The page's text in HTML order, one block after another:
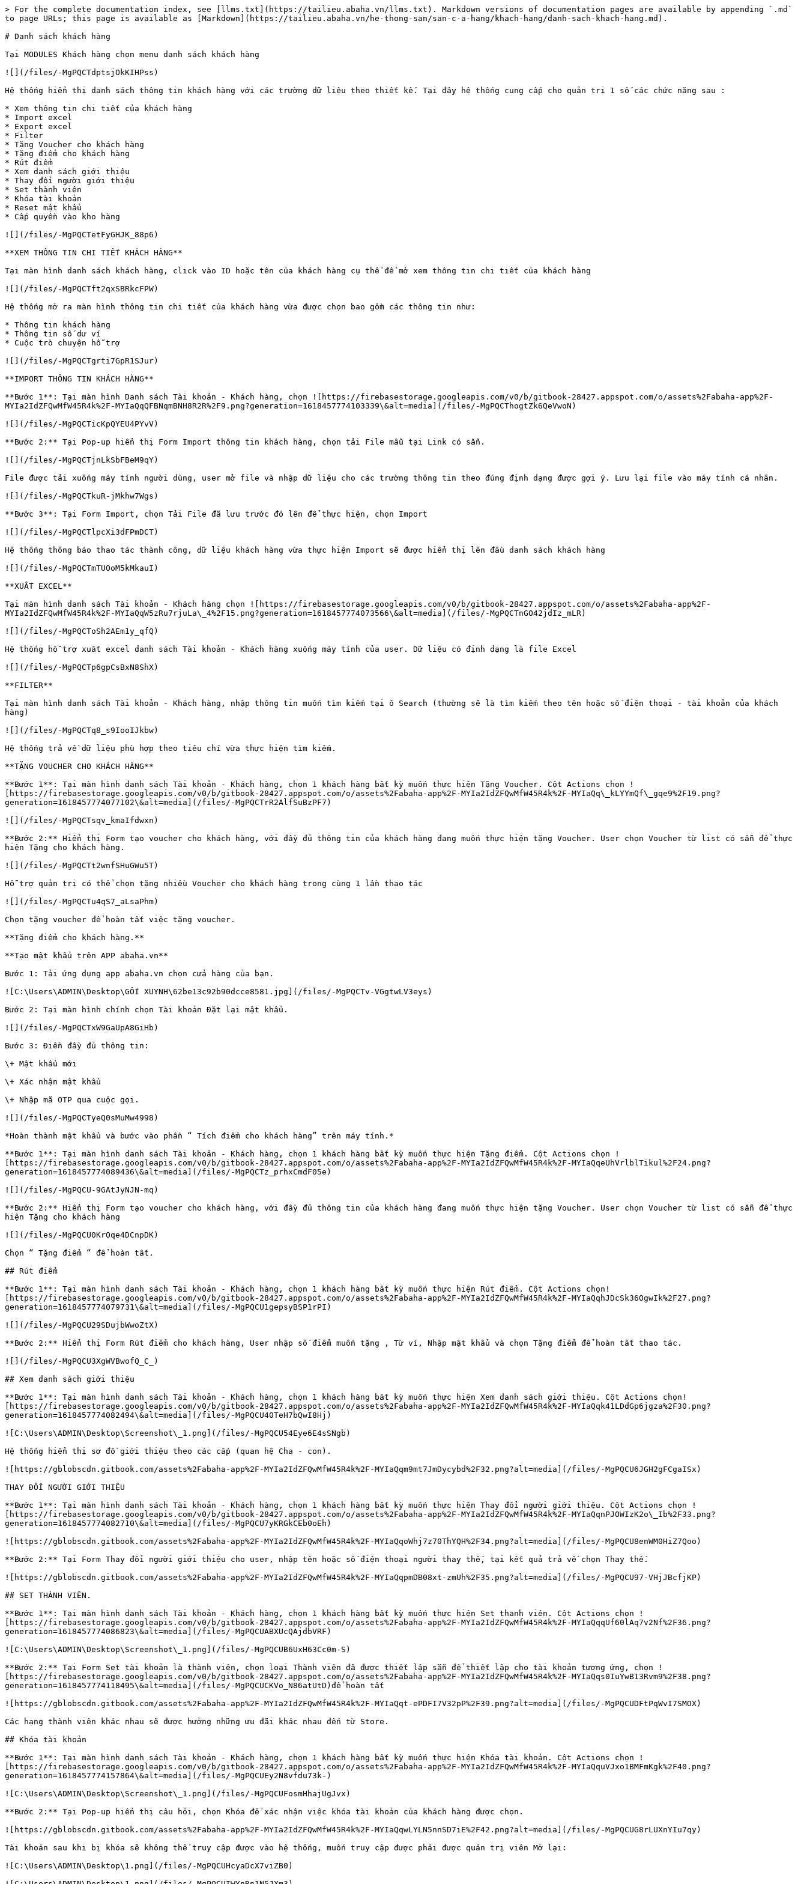
> For the complete documentation index, see [llms.txt](https://tailieu.abaha.vn/llms.txt). Markdown versions of documentation pages are available by appending `.md`
to page URLs; this page is available as [Markdown](https://tailieu.abaha.vn/he-thong-san/san-c-a-hang/khach-hang/danh-sach-khach-hang.md).
# Danh sách khách hàng
Tại MODULES Khách hàng chọn menu danh sách khách hàng
![](/files/-MgPQCTdptsjOkKIHPss)
Hệ thống hiển thị danh sách thông tin khách hàng với các trường dữ liệu theo thiết kế. Tại đây hệ thống cung cấp cho quản trị 1 số các chức năng sau :
* Xem thông tin chi tiết của khách hàng
* Import excel
* Export excel
* Filter
* Tặng Voucher cho khách hàng
* Tặng điểm cho khách hàng
* Rút điểm
* Xem danh sách giới thiệu
* Thay đổi người giới thiệu
* Set thành viên
* Khóa tài khoản
* Reset mật khẩu
* Cấp quyền vào kho hàng
![](/files/-MgPQCTetFyGHJK_88p6)
**XEM THÔNG TIN CHI TIẾT KHÁCH HÀNG**
Tại màn hình danh sách khách hàng, click vào ID hoặc tên của khách hàng cụ thể để mở xem thông tin chi tiết của khách hàng
![](/files/-MgPQCTft2qxSBRkcFPW)
Hệ thống mở ra màn hình thông tin chi tiết của khách hàng vừa được chọn bao gồm các thông tin như:
* Thông tin khách hàng
* Thông tin số dư ví
* Cuộc trò chuyện hỗ trợ
![](/files/-MgPQCTgrti7GpR1SJur)
**IMPORT THÔNG TIN KHÁCH HÀNG**
**Bước 1**: Tại màn hình Danh sách Tài khoản - Khách hàng, chọn ![https://firebasestorage.googleapis.com/v0/b/gitbook-28427.appspot.com/o/assets%2Fabaha-app%2F-
MYIa2IdZFQwMfW45R4k%2F-MYIaQqQFBNqmBNH8R2R%2F9.png?generation=1618457774103339\&alt=media](/files/-MgPQCThogtZk6QeVwoN)
![](/files/-MgPQCTicKpQYEU4PYvV)
**Bước 2:** Tại Pop-up hiển thị Form Import thông tin khách hàng, chọn tải File mẫu tại Link có sẵn.
![](/files/-MgPQCTjnLkSbFBeM9qY)
File được tải xuống máy tính người dùng, user mở file và nhập dữ liệu cho các trường thông tin theo đúng định dạng được gợi ý. Lưu lại file vào máy tính cá nhân.
![](/files/-MgPQCTkuR-jMkhw7Wgs)
**Bước 3**: Tại Form Import, chọn Tải File đã lưu trước đó lên để thực hiện, chọn Import
![](/files/-MgPQCTlpcXi3dFPmDCT)
Hệ thống thông báo thao tác thành công, dữ liệu khách hàng vừa thực hiện Import sẽ được hiển thị lên đầu danh sách khách hàng
![](/files/-MgPQCTmTUOoM5kMkauI)
**XUẤT EXCEL**
Tại màn hình danh sách Tài khoản - Khách hàng chọn ![https://firebasestorage.googleapis.com/v0/b/gitbook-28427.appspot.com/o/assets%2Fabaha-app%2F-
MYIa2IdZFQwMfW45R4k%2F-MYIaQqW5zRu7rjuLa\_4%2F15.png?generation=1618457774073566\&alt=media](/files/-MgPQCTnGO42jdIz_mLR)
![](/files/-MgPQCToSh2AEm1y_qfQ)
Hệ thống hỗ trợ xuất excel danh sách Tài khoản - Khách hàng xuống máy tính của user. Dữ liệu có định dạng là file Excel
![](/files/-MgPQCTp6gpCsBxN8ShX)
**FILTER**
Tại màn hình danh sách Tài khoản - Khách hàng, nhập thông tin muốn tìm kiếm tại ô Search (thường sẽ là tìm kiếm theo tên hoặc số điện thoại - tài khoản của khách
hàng)
![](/files/-MgPQCTq8_s9IooIJkbw)
Hệ thống trả về dữ liệu phù hợp theo tiêu chí vừa thực hiện tìm kiếm.
**TẶNG VOUCHER CHO KHÁCH HÀNG**
**Bước 1**: Tại màn hình danh sách Tài khoản - Khách hàng, chọn 1 khách hàng bất kỳ muốn thực hiện Tặng Voucher. Cột Actions chọn !
[https://firebasestorage.googleapis.com/v0/b/gitbook-28427.appspot.com/o/assets%2Fabaha-app%2F-MYIa2IdZFQwMfW45R4k%2F-MYIaQq\_kLYYmQf\_gqe9%2F19.png?
generation=1618457774077102\&alt=media](/files/-MgPQCTrR2AlfSuBzPF7)
![](/files/-MgPQCTsqv_kmaIfdwxn)
**Bước 2:** Hiển thị Form tạo voucher cho khách hàng, với đầy đủ thông tin của khách hàng đang muốn thực hiện tặng Voucher. User chọn Voucher từ list có sẵn để thực
hiện Tặng cho khách hàng.
![](/files/-MgPQCTt2wnfSHuGWu5T)
Hỗ trợ quản trị có thể chọn tặng nhiều Voucher cho khách hàng trong cùng 1 lần thao tác
![](/files/-MgPQCTu4qS7_aLsaPhm)
Chọn tặng voucher để hoàn tất việc tặng voucher.
**Tặng điểm cho khách hàng.**
**Tạo mật khẩu trên APP abaha.vn**
Bước 1: Tải ứng dụng app abaha.vn chọn cửa hàng của bạn.
![C:\Users\ADMIN\Desktop\GỐI XUYNH\62be13c92b90dcce8581.jpg](/files/-MgPQCTv-VGgtwLV3eys)
Bước 2: Tại màn hình chính chọn Tài khoản Đặt lại mật khẩu.
![](/files/-MgPQCTxW9GaUpA8GiHb)
Bước 3: Điền đầy đủ thông tin:
\+ Mật khẩu mới
\+ Xác nhận mật khẩu
\+ Nhập mã OTP qua cuộc gọi.
![](/files/-MgPQCTyeQ0sMuMw4998)
*Hoàn thành mật khẩu và bước vào phần “ Tích điểm cho khách hàng” trên máy tính.*
**Bước 1**: Tại màn hình danh sách Tài khoản - Khách hàng, chọn 1 khách hàng bất kỳ muốn thực hiện Tặng điểm. Cột Actions chọn !
[https://firebasestorage.googleapis.com/v0/b/gitbook-28427.appspot.com/o/assets%2Fabaha-app%2F-MYIa2IdZFQwMfW45R4k%2F-MYIaQqeUhVrlblTikul%2F24.png?
generation=1618457774089436\&alt=media](/files/-MgPQCTz_prhxCmdF05e)
![](/files/-MgPQCU-9GAtJyNJN-mq)
**Bước 2:** Hiển thị Form tạo voucher cho khách hàng, với đầy đủ thông tin của khách hàng đang muốn thực hiện tặng Voucher. User chọn Voucher từ list có sẵn để thực
hiện Tặng cho khách hàng
![](/files/-MgPQCU0KrOqe4DCnpDK)
Chọn “ Tặng điểm “ để hoàn tất.
## Rút điểm
**Bước 1**: Tại màn hình danh sách Tài khoản - Khách hàng, chọn 1 khách hàng bất kỳ muốn thực hiện Rút điểm. Cột Actions chọn!
[https://firebasestorage.googleapis.com/v0/b/gitbook-28427.appspot.com/o/assets%2Fabaha-app%2F-MYIa2IdZFQwMfW45R4k%2F-MYIaQqhJDcSk36OgwIk%2F27.png?
generation=1618457774079731\&alt=media](/files/-MgPQCU1gepsyBSP1rPI)
![](/files/-MgPQCU29SDujbWwoZtX)
**Bước 2:** Hiển thị Form Rút điểm cho khách hàng, User nhập số điểm muốn tặng , Từ ví, Nhập mật khẩu và chọn Tặng điểm để hoàn tất thao tác.
![](/files/-MgPQCU3XgWVBwofQ_C_)
## Xem danh sách giới thiệu
**Bước 1**: Tại màn hình danh sách Tài khoản - Khách hàng, chọn 1 khách hàng bất kỳ muốn thực hiện Xem danh sách giới thiệu. Cột Actions chọn!
[https://firebasestorage.googleapis.com/v0/b/gitbook-28427.appspot.com/o/assets%2Fabaha-app%2F-MYIa2IdZFQwMfW45R4k%2F-MYIaQqk41LDdGp6jgza%2F30.png?
generation=1618457774082494\&alt=media](/files/-MgPQCU40TeH7bQwI8Hj)
![C:\Users\ADMIN\Desktop\Screenshot\_1.png](/files/-MgPQCU54Eye6E4sSNgb)
Hệ thống hiển thị sơ đồ giới thiệu theo các cấp (quan hệ Cha - con).
![https://gblobscdn.gitbook.com/assets%2Fabaha-app%2F-MYIa2IdZFQwMfW45R4k%2F-MYIaQqm9mt7JmDycybd%2F32.png?alt=media](/files/-MgPQCU6JGH2gFCgaISx)
THAY ĐỔI NGƯỜI GIỚI THIỆU
**Bước 1**: Tại màn hình danh sách Tài khoản - Khách hàng, chọn 1 khách hàng bất kỳ muốn thực hiện Thay đổi người giới thiệu. Cột Actions chọn !
[https://firebasestorage.googleapis.com/v0/b/gitbook-28427.appspot.com/o/assets%2Fabaha-app%2F-MYIa2IdZFQwMfW45R4k%2F-MYIaQqnPJOWIzK2o\_Ib%2F33.png?
generation=1618457774082710\&alt=media](/files/-MgPQCU7yKRGkCEb0oEh)
![https://gblobscdn.gitbook.com/assets%2Fabaha-app%2F-MYIa2IdZFQwMfW45R4k%2F-MYIaQqoWhj7z70ThYQH%2F34.png?alt=media](/files/-MgPQCU8enWM0HiZ7Qoo)
**Bước 2:** Tại Form Thay đổi người giới thiệu cho user, nhập tên hoặc số điện thoại người thay thế, tại kết quả trả về chọn Thay thế.
![https://gblobscdn.gitbook.com/assets%2Fabaha-app%2F-MYIa2IdZFQwMfW45R4k%2F-MYIaQqpmDB08xt-zmUh%2F35.png?alt=media](/files/-MgPQCU97-VHjJBcfjKP)
## SET THÀNH VIÊN.
**Bước 1**: Tại màn hình danh sách Tài khoản - Khách hàng, chọn 1 khách hàng bất kỳ muốn thực hiện Set thanh viên. Cột Actions chọn !
[https://firebasestorage.googleapis.com/v0/b/gitbook-28427.appspot.com/o/assets%2Fabaha-app%2F-MYIa2IdZFQwMfW45R4k%2F-MYIaQqqUf60lAq7v2Nf%2F36.png?
generation=1618457774086823\&alt=media](/files/-MgPQCUABXUcQAjdbVRF)
![C:\Users\ADMIN\Desktop\Screenshot\_1.png](/files/-MgPQCUB6UxH63Cc0m-S)
**Bước 2:** Tại Form Set tài khoản là thành viên, chọn loại Thành viên đã được thiết lập sẵn để thiết lập cho tài khoản tương ứng, chọn !
[https://firebasestorage.googleapis.com/v0/b/gitbook-28427.appspot.com/o/assets%2Fabaha-app%2F-MYIa2IdZFQwMfW45R4k%2F-MYIaQqs0IuYwB13Rvm9%2F38.png?
generation=1618457774118495\&alt=media](/files/-MgPQCUCKVo_N86atUtD)để hoàn tất
![https://gblobscdn.gitbook.com/assets%2Fabaha-app%2F-MYIa2IdZFQwMfW45R4k%2F-MYIaQqt-ePDFI7V32pP%2F39.png?alt=media](/files/-MgPQCUDFtPqWvI7SMOX)
Các hạng thành viên khác nhau sẽ được hưởng những ưu đãi khác nhau đến từ Store.
## Khóa tài khoản
**Bước 1**: Tại màn hình danh sách Tài khoản - Khách hàng, chọn 1 khách hàng bất kỳ muốn thực hiện Khóa tài khoản. Cột Actions chọn !
[https://firebasestorage.googleapis.com/v0/b/gitbook-28427.appspot.com/o/assets%2Fabaha-app%2F-MYIa2IdZFQwMfW45R4k%2F-MYIaQquVJxo1BMFmKgk%2F40.png?
generation=1618457774157864\&alt=media](/files/-MgPQCUEy2N8vfdu73k-)
![C:\Users\ADMIN\Desktop\Screenshot\_1.png](/files/-MgPQCUFosmHhajUgJvx)
**Bước 2:** Tại Pop-up hiển thị câu hỏi, chọn Khóa để xác nhận việc khóa tài khoản của khách hàng được chọn.
![https://gblobscdn.gitbook.com/assets%2Fabaha-app%2F-MYIa2IdZFQwMfW45R4k%2F-MYIaQqwLYLN5nnSD7iE%2F42.png?alt=media](/files/-MgPQCUG8rLUXnYIu7qy)
Tài khoản sau khi bị khóa sẽ không thể truy cập được vào hệ thống, muốn truy cập được phải được quản trị viên Mở lại:
![C:\Users\ADMIN\Desktop\1.png](/files/-MgPQCUHcyaDcX7viZB0)